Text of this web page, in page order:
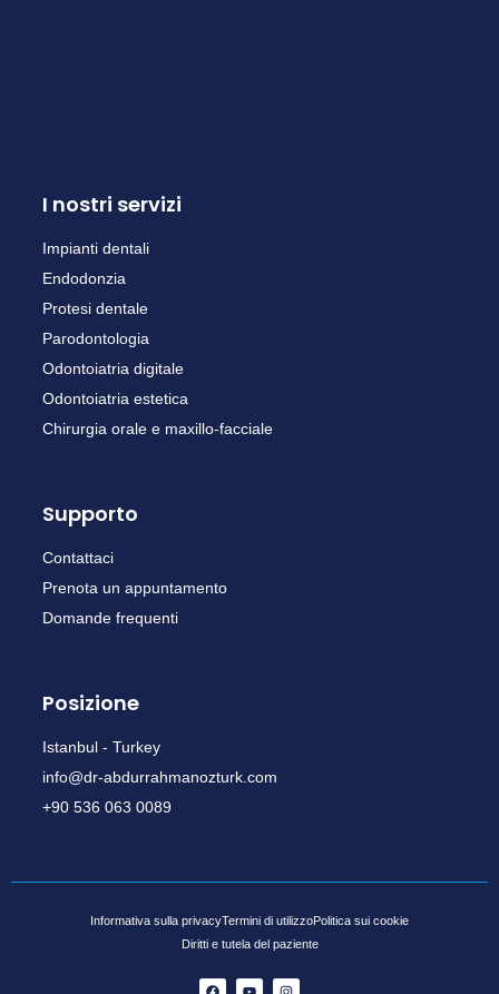
I nostri servizi
Impianti dentali
Endodonzia
Protesi dentale
Parodontologia
Odontoiatria digitale
Odontoiatria estetica
Chirurgia orale e maxillo-facciale
Supporto
Contattaci
Prenota un appuntamento
Domande frequenti
Posizione
Istanbul - Turkey
info@dr-abdurrahmanozturk.com
+90 536 063 0089
Informativa sulla privacyTermini di utilizzoPolitica sui cookie
Diritti e tutela del paziente